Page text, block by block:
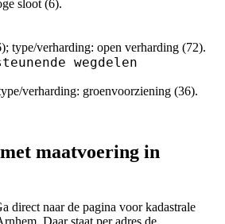
sloot (6).
type/verharding: open verharding (72).
wegdelen
verharding: groenvoorziening (36).
maatvoering in
direct naar de pagina voor kadastrale
Daar staat per adres de